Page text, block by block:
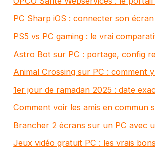
PC Sharp iOS : connecter son
PS5 vs PC gaming : le vrai
Astro Bot sur PC : portage, config
Animal Crossing sur PC : comment
1er jour de ramadan 2025 : date
Comment voir les amis en commun
Brancher 2 écrans sur un PC avec
Jeux vidéo gratuit PC : les vrais